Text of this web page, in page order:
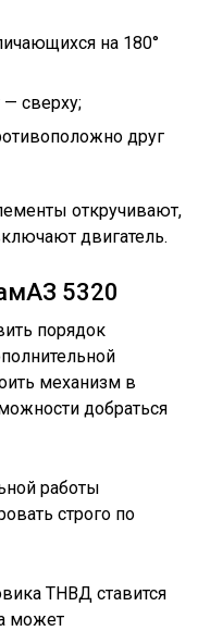
на 180°
сверху;
друг
откручивают,
двигатель.
5320
порядок
механизм в
добраться
работы
строго по
ТНВД ставится
может